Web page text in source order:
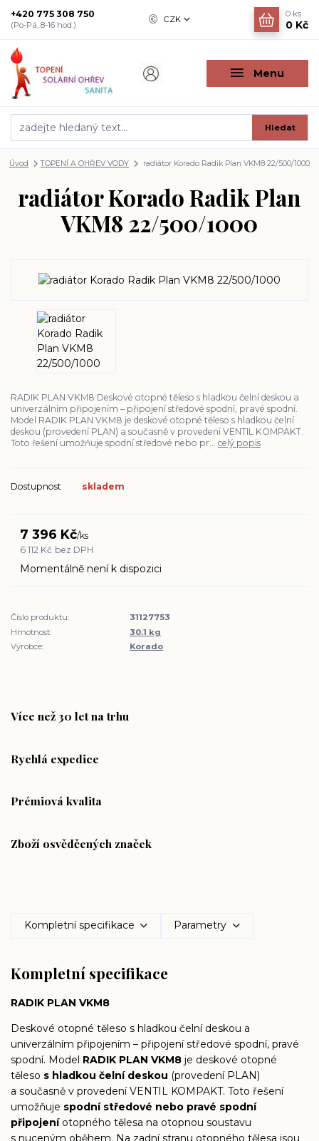
Menu
CZK
Hledat
+420 775 308 750
(Po-Pá, 8-16 hod.)
0 ks
0 Kč
Úvod TOPENÍ A OHŘEV VODY radiátor Korado Radik Plan VKM8 22/500/1000
radiátor Korado Radik Plan
VKM8 22/500/1000
RADIK PLAN VKM8 Deskové otopné těleso s hladkou čelní deskou a
univerzálním připojením – připojení středové spodní, pravé spodní.
Model RADIK PLAN VKM8 je deskové otopné těleso s hladkou čelní
deskou (provedení PLAN) a současně v provedení VENTIL KOMPAKT.
Toto řešení umožňuje spodní středové nebo pr... celý popis
Dostupnost skladem
7 396 Kč/ks
6 112 Kč bez DPH
Momentálně není k dispozici
Číslo produktu:
31127753
Hmotnost:
30.1 kg
Výrobce:
Korado
Více než 30 let na trhu
Rychlá expedice
Prémiová kvalita
Zboží osvědčených značek
Kompletní specifikace Parametry
Kompletní specifikace
RADIK PLAN VKM8
Deskové otopné těleso s hladkou čelní deskou a
univerzálním připojením – připojení středové spodní, pravé
spodní. Model RADIK PLAN VKM8 je deskové otopné
těleso s hladkou čelní deskou (provedení PLAN)
a současně v provedení VENTIL KOMPAKT. Toto řešení
umožňuje spodní středové nebo pravé spodní
připojeníotopného tělesa na otopnou soustavu
s nuceným oběhem. Na zadní stranu otopného tělesa jsou